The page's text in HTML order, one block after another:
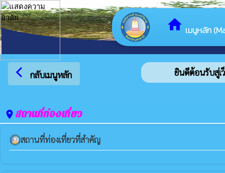
home เมนูหลัก
arrow_back_ios กลับเมนูหลัก ยินดีต้อนรับสู่เ
place สถานที่ท่องเที่ยว
สถานที่ท่องเที่ยวที่สำคัญ